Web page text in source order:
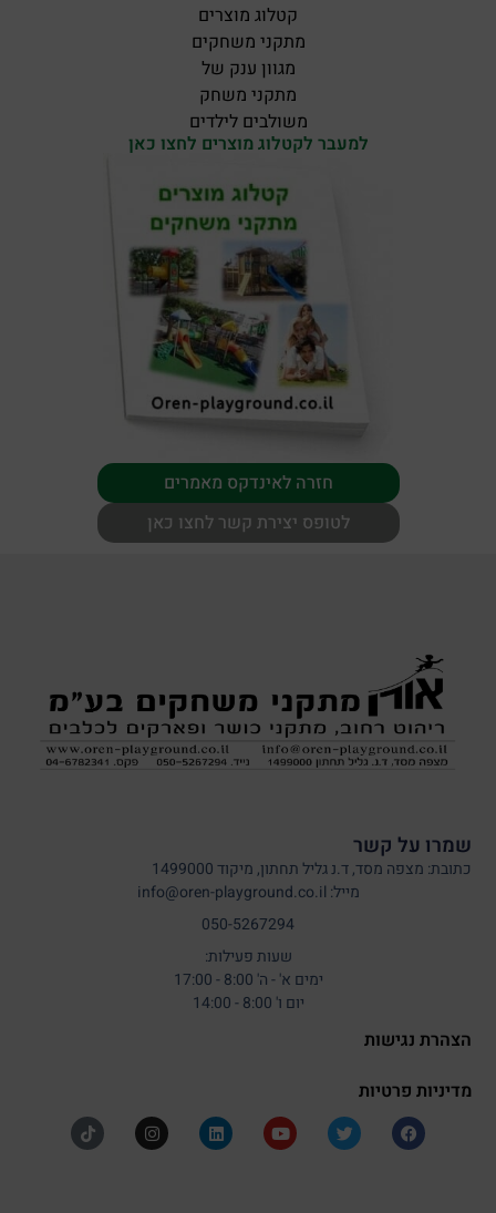
קטלוג מוצרים
מתקני משחקים
מגוון ענק של
מתקני משחק
משולבים לילדים
למעבר לקטלוג מוצרים לחצו כאן
חזרה לאינדקס מאמרים
לטופס יצירת קשר לחצו כאן
שמרו על קשר
כתובת: מצפה מסד, ד.נ גליל תחתון, מיקוד 1499000
מייל: info@oren-playground.co.il
050-5267294
שעות פעילות:
ימים א' - ה' 8:00 - 17:00
יום ו' 8:00 - 14:00
הצהרת נגישות
מדיניות פרטיות